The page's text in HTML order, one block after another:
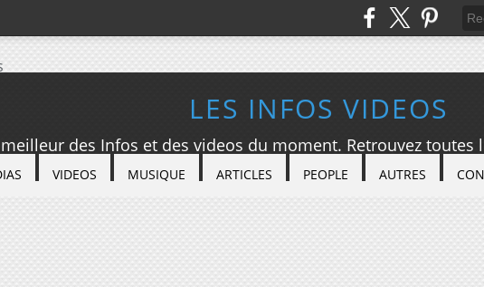
LES INFOS VIDEOS
des Infos et des videos du moment. Retrouvez toutes
VIDEOS MUSIQUE ARTICLES PEOPLE AUTRES